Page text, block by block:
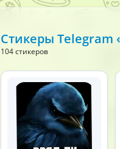
Стикеры Telegram
104 стикеров